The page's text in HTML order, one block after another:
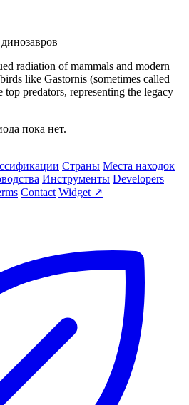
radiation of mammals and modern
like Gastornis (sometimes called
predators, representing the legacy
пока нет.
Страны Места находок
Инструменты Developers
Contact Widget ↗